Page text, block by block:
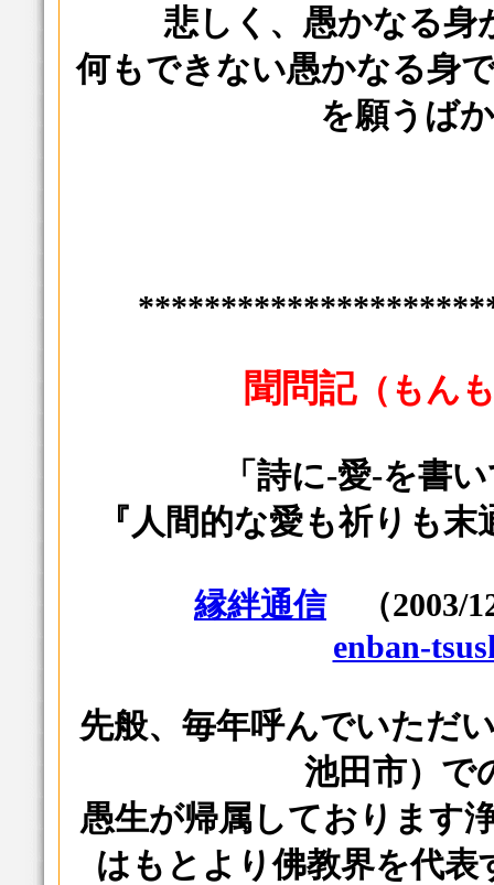
悲しく、愚かなる身
何もできない愚かなる身
を願うば
聞問記（もん
「詩に-愛-を書
『人間的な愛も祈りも
縁絆通信（2003/
enban-
先般、毎年呼んでいただ
池田市）で
愚生が帰属しております
はもとより佛教界を代